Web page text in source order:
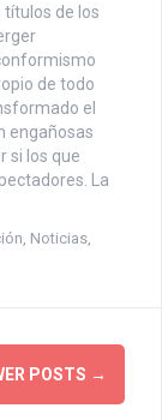
títulos de los
de todo
el
engañosas
si los que
La
Noticias
POSTS →